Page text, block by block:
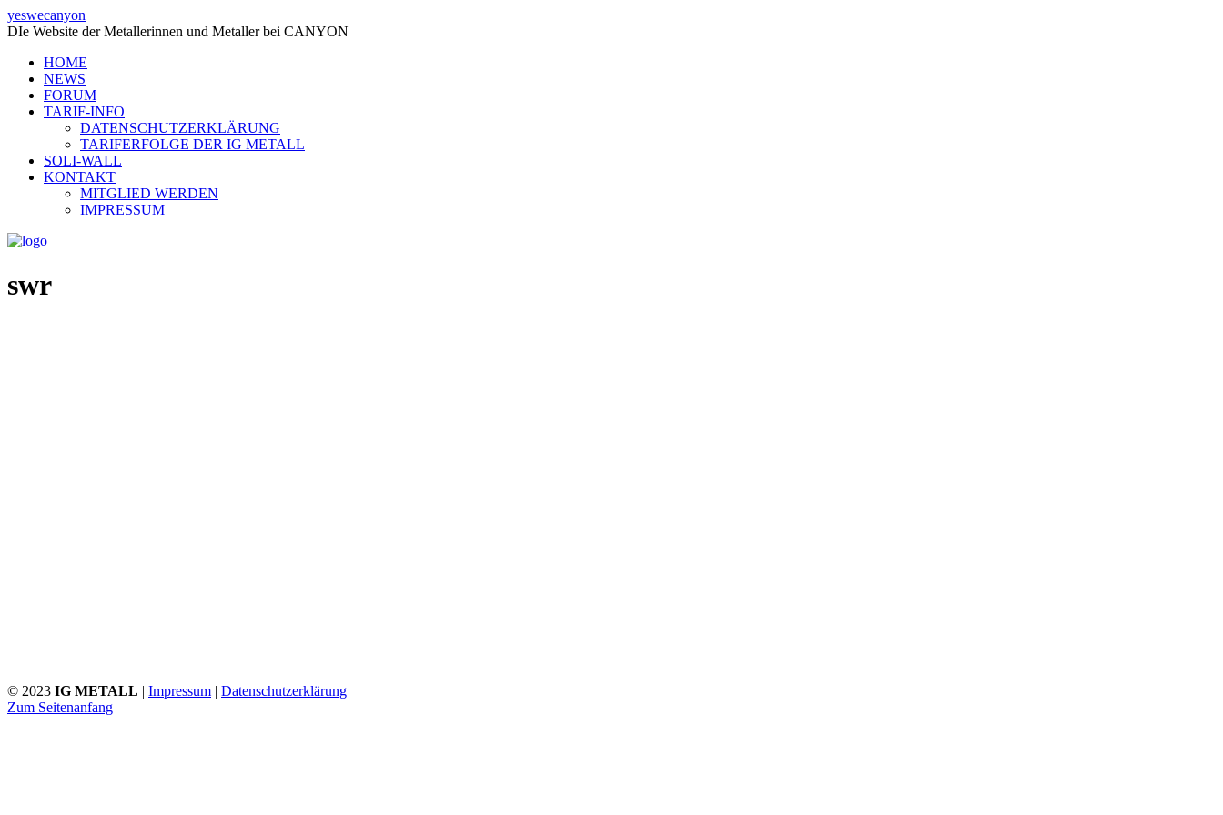
yeswecanyon
DIe Website der Metallerinnen und Metaller bei CANYON
HOME
NEWS
FORUM
TARIF-INFO
DATENSCHUTZERKLÄRUNG
TARIFERFOLGE DER IG METALL
SOLI-WALL
KONTAKT
MITGLIED WERDEN
IMPRESSUM
swr
© 2023 IG METALL | Impressum | Datenschutzerklärung
Zum Seitenanfang